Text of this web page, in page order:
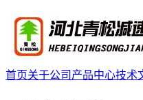
首页关于公司 产品中心技术